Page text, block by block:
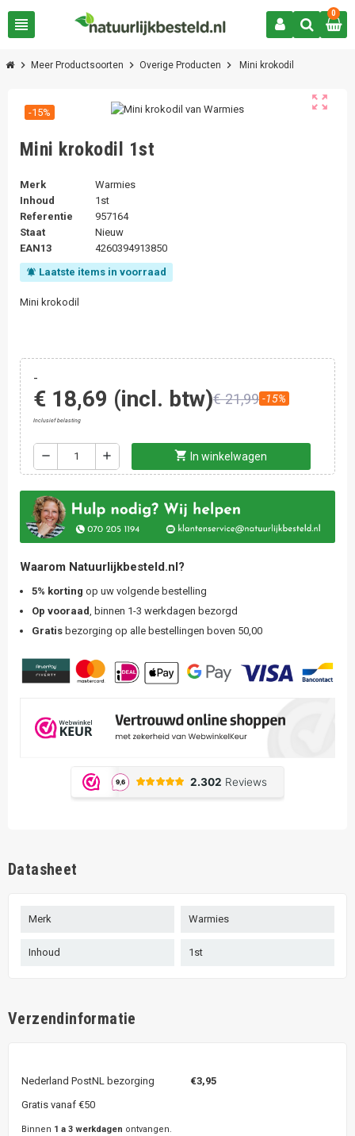
view_headline
0
chevron_right Meer Productsoorten chevron_right Overige Producten chevron_right Mini krokodil
zoom_out_map
-15%
Mini krokodil 1st
Merk
Warmies
Inhoud
1st
Referentie
957164
Staat
Nieuw
EAN13
4260394913850
notifications_active Laatste items in voorraad
Mini krokodil
-
€ 18,69 (incl. btw)€ 21,99 -15%
Inclusief belasting
remove add shopping_cart In winkelwagen
Waarom Natuurlijkbesteld.nl?
5% korting op uw volgende bestelling
Op vooraad
, binnen 1-3 werkdagen bezorgd
Gratis bezorging op alle bestellingen boven 50,00
Datasheet
Merk Warmies
Inhoud 1st
Verzendinformatie
Nederland PostNL bezorging €3,95
Gratis vanaf €50
Binnen 1 a 3 werkdagen ontvangen.